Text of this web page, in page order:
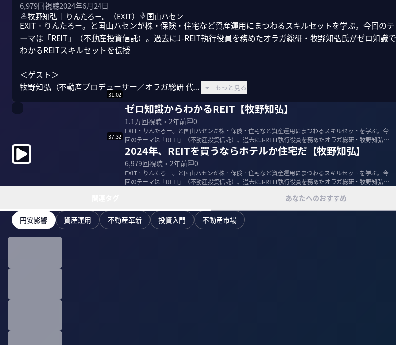
6,979回視聴2024年6月24日
牧野知弘 ｜ りんたろー。（EXIT） 国山ハセン
EXIT・りんたろー。と国山ハセンが株・保険・住宅など資産運用にまつわるスキルセットを学ぶ。今回のテ
ーマは「REIT」（不動産投資信託）。過去にJ-REIT執行役員を務めたオラガ総研・牧野知弘氏がゼロ知識で
わかるREITスキルセットを伝授
＜ゲスト＞
牧野知弘（不動産プロデューサー／オラガ総研 代...
もっと見る
31:02
ゼロ知識からわかるREIT【牧野知弘】
1.1万回視聴・ 2年前 0
EXIT・りんたろー。と国山ハセンが株・保険・住宅など資産運用にまつわるスキルセットを学ぶ。今
回のテーマは「REIT」（不動産投資信託）。過去にJ-REIT執行役員を務めたオラガ総研・牧野知弘氏
がゼロ...
37:32
2024年、REITを買うならホテルか住宅だ【牧野知弘】
6,979回視聴・ 2年前 0
EXIT・りんたろー。と国山ハセンが株・保険・住宅など資産運用にまつわるスキルセットを学ぶ。今
回のテーマは「REIT」（不動産投資信託）。過去にJ-REIT執行役員を務めたオラガ総研・牧野知弘氏
あなたへのおすすめ
円安影響 資産運用 不動産革新 投資入門 不動産市場